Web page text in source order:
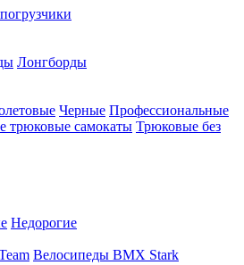
Лонгборды
Черные Профессиональные
трюковые самокаты Трюковые без
Недорогие
Велосипеды BMX Stark